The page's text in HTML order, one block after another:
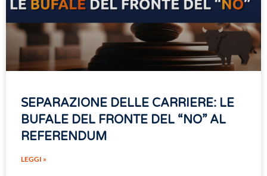
SEPARAZIONE DELLE CARRIERE: LE
BUFALE DEL FRONTE DEL “NO” AL
REFERENDUM
LEGGI »